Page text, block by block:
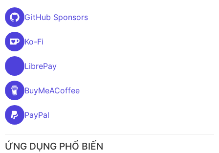
GitHub Sponsors
Ko-Fi
LibrePay
BuyMeACoffee
PayPal
ỨNG DỤNG PHỔ BIẾN